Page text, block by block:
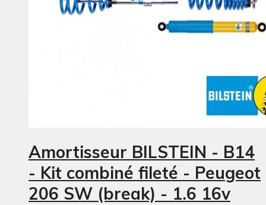
Amortisseur BILSTEIN - B14
- Kit combiné fileté - Peugeot
206 SW (break) - 1.6 16v